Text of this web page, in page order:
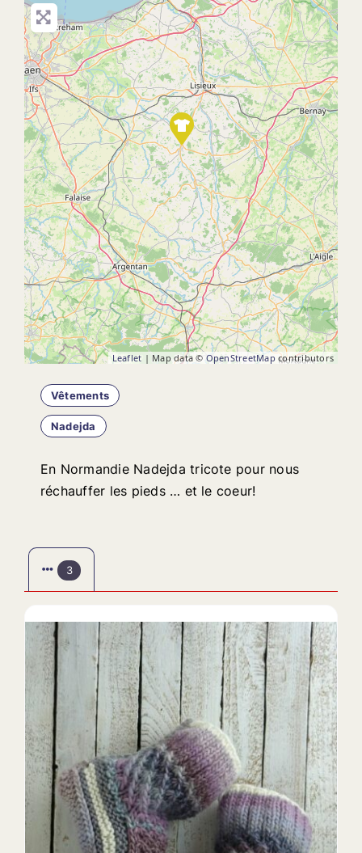
Leaflet | Map data © OpenStreetMap contributors
Vêtements
Nadejda
En Normandie Nadejda tricote pour nous
réchauffer les pieds … et le coeur!
3